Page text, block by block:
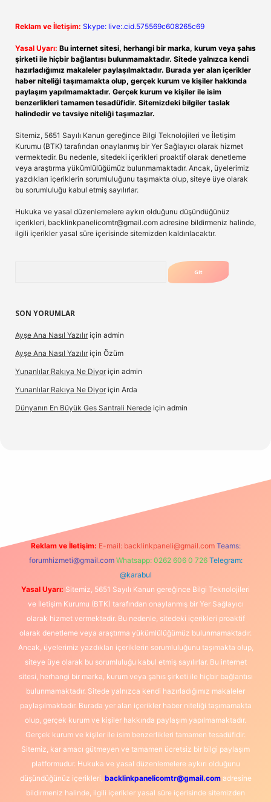
Reklam ve İletişim: Skype: live:.cid.575569c608265c69
Yasal Uyarı: Bu internet sitesi, herhangi bir marka, kurum veya şahıs
şirketi ile hiçbir bağlantısı bulunmamaktadır. Sitede yalnızca kendi
hazırladığımız makaleler paylaşılmaktadır. Burada yer alan içerikler
haber niteliği taşımamakta olup, gerçek kurum ve kişiler hakkında
paylaşım yapılmamaktadır. Gerçek kurum ve kişiler ile isim
benzerlikleri tamamen tesadüfidir. Sitemizdeki bilgiler taslak
halindedir ve tavsiye niteliği taşımazlar.
Sitemiz, 5651 Sayılı Kanun gereğince Bilgi Teknolojileri ve İletişim
Kurumu (BTK) tarafından onaylanmış bir Yer Sağlayıcı olarak hizmet
vermektedir. Bu nedenle, sitedeki içerikleri proaktif olarak denetleme
veya araştırma yükümlülüğümüz bulunmamaktadır. Ancak, üyelerimiz
yazdıkları içeriklerin sorumluluğunu taşımakta olup, siteye üye olarak
bu sorumluluğu kabul etmiş sayılırlar.
Hukuka ve yasal düzenlemelere aykırı olduğunu düşündüğünüz
içerikleri, backlinkpanelicomtr@gmail.com adresine bildirmeniz halinde,
ilgili içerikler yasal süre içerisinde sitemizden kaldırılacaktır.
SON YORUMLAR
Ayşe Ana Nasıl Yazılır için admin
Ayşe Ana Nasıl Yazılır için Özüm
Yunanlılar Rakıya Ne Diyor için admin
Yunanlılar Rakıya Ne Diyor için Arda
Dünyanın En Büyük Ges Santrali Nerede için admin
Reklam ve İletişim: E-mail: backlinkpaneli@gmail.com Teams:
forumhizmeti@gmail.com Whatsapp: 0262 606 0 726 Telegram:
@karabul
Yasal Uyarı: Sitemiz, 5651 Sayılı Kanun gereğince Bilgi Teknolojileri
ve İletişim Kurumu (BTK) tarafından onaylanmış bir Yer Sağlayıcı
olarak hizmet vermektedir. Bu nedenle, sitedeki içerikleri proaktif
olarak denetleme veya araştırma yükümlülüğümüz bulunmamaktadır.
Ancak, üyelerimiz yazdıkları içeriklerin sorumluluğunu taşımakta olup,
siteye üye olarak bu sorumluluğu kabul etmiş sayılırlar. Bu internet
sitesi, herhangi bir marka, kurum veya şahıs şirketi ile hiçbir bağlantısı
bulunmamaktadır. Sitede yalnızca kendi hazırladığımız makaleler
paylaşılmaktadır. Burada yer alan içerikler haber niteliği taşımamakta
olup, gerçek kurum ve kişiler hakkında paylaşım yapılmamaktadır.
Gerçek kurum ve kişiler ile isim benzerlikleri tamamen tesadüfidir.
Sitemiz, kar amacı gütmeyen ve tamamen ücretsiz bir bilgi paylaşım
platformudur. Hukuka ve yasal düzenlemelere aykırı olduğunu
düşündüğünüz içerikleri, backlinkpanelicomtr@gmail.comadresine
bildirmeniz halinde, ilgili içerikler yasal süre içerisinde sitemizden